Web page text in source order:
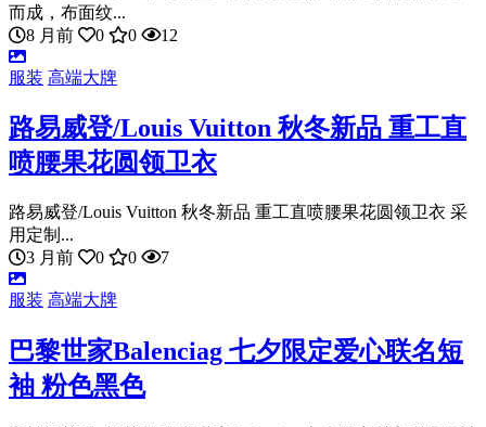
而成，布面纹...
8 月前
0 0 12
服装 高端大牌
路易威登/Louis Vuitton 秋冬新品 重工直
喷腰果花圆领卫衣
路易威登/Louis Vuitton 秋冬新品 重工直喷腰果花圆领卫衣 采
用定制...
3 月前
0 0 7
服装 高端大牌
巴黎世家Balenciag 七夕限定爱心联名短
袖 粉色黑色